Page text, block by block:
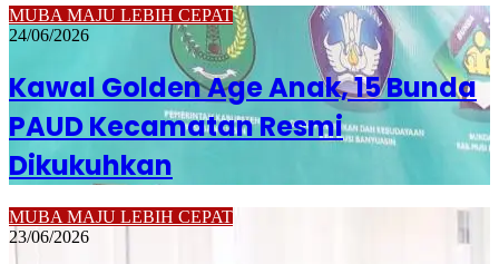
MUBA MAJU LEBIH CEPAT
24/06/2026
Kawal Golden Age Anak, 15 Bunda
PAUD Kecamatan Resmi
Dikukuhkan
MUBA MAJU LEBIH CEPAT
23/06/2026